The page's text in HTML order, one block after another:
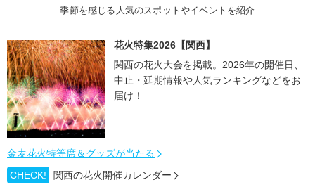
季節を感じる人気のスポットやイベントを紹介
花火特集2026【関西】
関西の花火大会を掲載。2026年の開催日、
中止・延期情報や人気ランキングなどをお
届け！
金麦花火特等席＆グッズが当たる
CHECK!
関西の花火開催カレンダー